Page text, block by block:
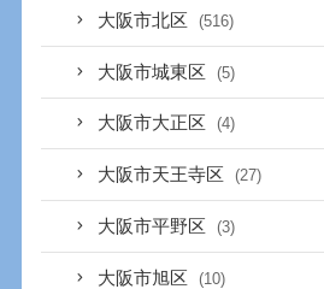
大阪市北区 (516)
大阪市城東区 (5)
大阪市大正区 (4)
大阪市天王寺区 (27)
大阪市平野区 (3)
大阪市旭区 (10)